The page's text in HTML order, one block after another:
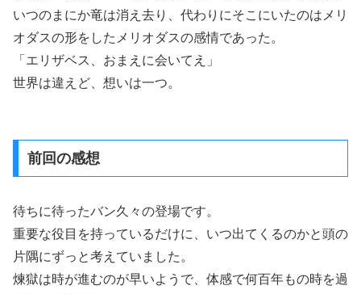
いつのまにか竜は消え去り、代わりにそこにいたのはメリ
オダスの形をしたメリオダスの感情であった。
「エリザベス、おまえに会いてえ」
世界は違えど、想いは一つ。
前回の感想
待ちに待ったバン久々の登場です。
重要な役目を持っているだけに、いつ出てくるのかと頭の
片隅にずっと考えていました。
煉獄は時が進むのが早いようで、体感で何百年もの時を過